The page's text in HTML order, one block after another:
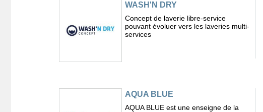
WASH'N DRY
Concept de laverie libre-service
pouvant évoluer vers les laveries multi-
services
AQUA BLUE
AQUA BLUE est une enseigne de la